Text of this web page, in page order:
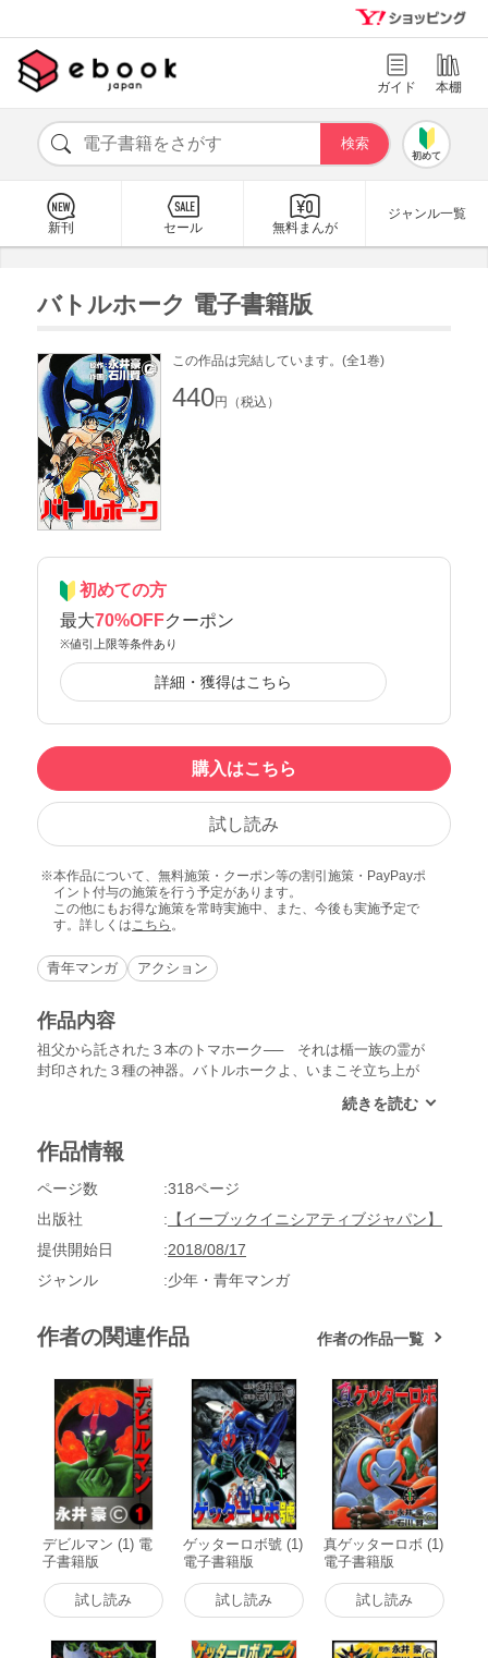
ガイド 本棚
初めて
新刊 セール 無料まんが
ジャンル一覧
バトルホーク 電子書籍版
この作品は完結しています。(全1巻)
440円（税込）
初めての方
最大70%OFFクーポン
※値引上限等条件あり
詳細・獲得はこちら
購入はこちら
試し読み
本作品について、無料施策・クーポン等の割引施策・PayPayポ
イント付与の施策を行う予定があります。
この他にもお得な施策を常時実施中、また、今後も実施予定で
す。詳しくはこちら 。
青年マンガ アクション
作品内容
祖父から託された３本のトマホーク── それは楯一族の霊が
封印された３種の神器。バトルホークよ、いまこそ立ち上が
術、空手、剣道、キックボクシングなど世界各国の武術を取り
ほか科学的な武器まで作り上げたという。ついに魔の手は日本
の流れを汲む楯哲舟は、日本のなまぬるい武道に嫌気がさし、
楯一族の里である無煙谷にこもっていた。紅鬼大人率いる紅鬼
党から日本武道の命脈を守ることができるのだろうか？
作品情報
ページ数
318ページ
出版社
【イーブックイニシアティブジャパン】
提供開始日
2018/08/17
ジャンル
少年・青年マンガ
作者の関連作品 作者の作品一覧
デビルマン (1) 電
子書籍版
試し読み
ゲッターロボ號 (1)
電子書籍版
試し読み
真ゲッターロボ (1)
電子書籍版
試し読み